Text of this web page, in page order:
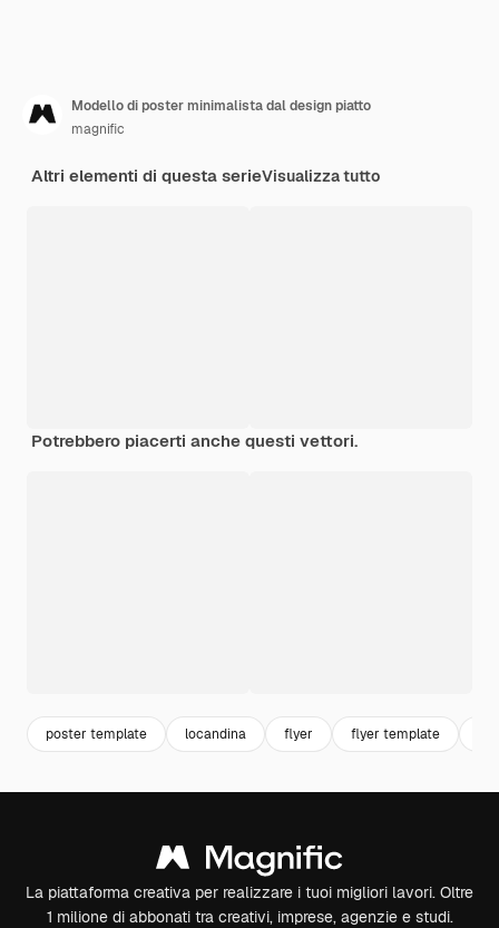
Modello di poster minimalista dal design piatto
magnific
Altri elementi di questa serieVisualizza tutto
Potrebbero piacerti anche questi vettori.
poster template locandina flyer flyer template
La piattaforma creativa per realizzare i tuoi migliori lavori. Oltre
1 milione di abbonati tra creativi, imprese, agenzie e studi.